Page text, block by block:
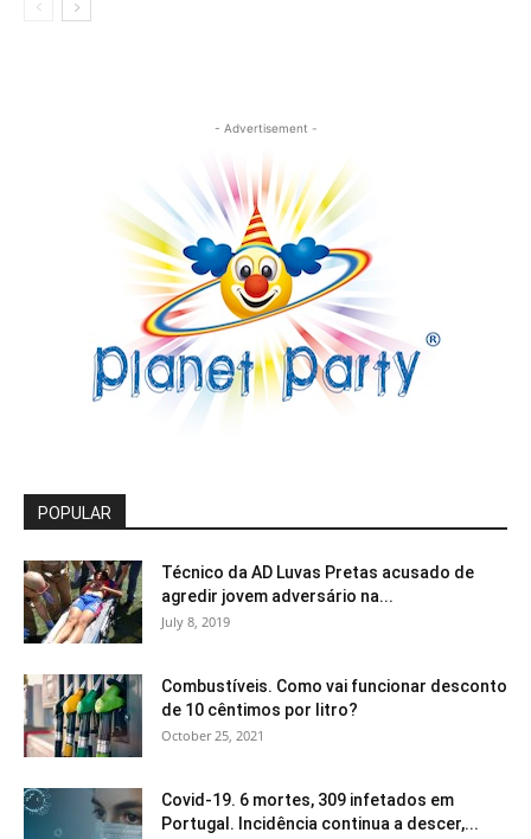
- Advertisement -
POPULAR
Técnico da AD Luvas Pretas acusado de
agredir jovem adversário na...
July 8, 2019
Combustíveis. Como vai funcionar desconto
de 10 cêntimos por litro?
October 25, 2021
Covid-19. 6 mortes, 309 infetados em
Portugal. Incidência continua a descer,...